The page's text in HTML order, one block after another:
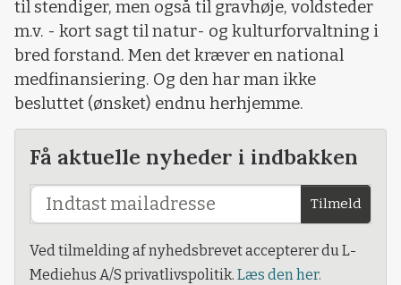
til stendiger, men også til gravhøje, voldsteder
m.v. - kort sagt til natur- og kulturforvaltning i
bred forstand. Men det kræver en national
medfinansiering. Og den har man ikke
besluttet (ønsket) endnu herhjemme.
Få aktuelle nyheder i indbakken
Tilmeld
Ved tilmelding af nyhedsbrevet accepterer du L-
Mediehus A/S privatlivspolitik. Læs den her.